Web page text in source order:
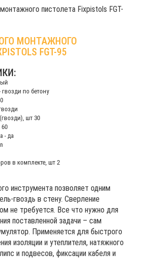
МОНТАЖНОГО
FGT-95
по бетону
шт 30
- да
в комплекте, шт 2
инструмента позволяет одним
гвоздь в стену. Сверление
не требуется. Все что нужно для
поставленной задачи – сам
Применяется для быстрого
изоляции и утеплителя, натяжного
и подвесов, фиксации кабеля и